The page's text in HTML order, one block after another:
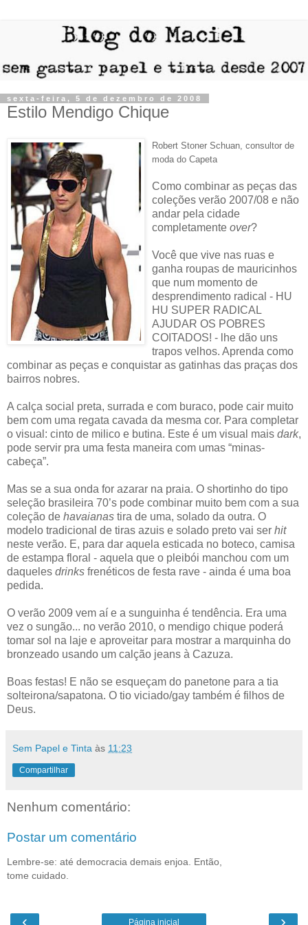
sexta-feira, 5 de dezembro de 2008
Estilo Mendigo Chique
Robert Stoner Schuan, consultor de
moda do Capeta
Como combinar as peças das
coleções verão 2007/08 e não
andar pela cidade
completamente over?
Você que vive nas ruas e
ganha roupas de mauricinhos
que num momento de
desprendimento radical - HU
HU SUPER RADICAL
AJUDAR OS POBRES
COITADOS! - lhe dão uns
trapos velhos. Aprenda como
combinar as peças e conquistar as gatinhas das praças dos
bairros nobres.
A calça social preta, surrada e com buraco, pode cair muito
bem com uma regata cavada da mesma cor. Para completar
o visual: cinto de milico e butina. Este é um visual mais dark,
pode servir pra uma festa maneira com umas “minas-
cabeça”.
Mas se a sua onda for azarar na praia. O shortinho do tipo
seleção brasileira 70’s pode combinar muito bem com a sua
coleção de havaianas tira de uma, solado da outra. O
modelo tradicional de tiras azuis e solado preto vai ser hit
neste verão. E, para dar aquela esticada no boteco, camisa
de estampa floral - aquela que o pleibói manchou com um
daqueles drinks frenéticos de festa rave - ainda é uma boa
pedida.
O verão 2009 vem aí e a sunguinha é tendência. Era uma
vez o sungão... no verão 2010, o mendigo chique poderá
tomar sol na laje e aproveitar para mostrar a marquinha do
bronzeado usando um calção jeans à Cazuza.
Boas festas! E não se esqueçam do panetone para a tia
solteirona/sapatona. O tio viciado/gay também é filhos de
Deus.
Sem Papel e Tinta às 11:23
Compartilhar
Nenhum comentário:
Postar um comentário
Lembre-se: até democracia demais enjoa. Então,
tome cuidado.
‹ ›
Página inicial